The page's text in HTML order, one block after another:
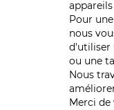
Pour
nous
d'utiliser
ou une
Nous
Merci